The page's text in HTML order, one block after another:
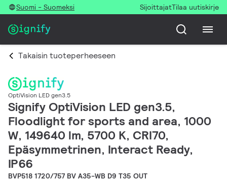
Suomi - Suomeksi SijoittajatTilaa uutiskirje
Takaisin tuoteperheeseen
OptiVision LED gen3.5
Signify OptiVision LED gen3.5,
Floodlight for sports and area, 1000
W, 149640 lm, 5700 K, CRI70,
Epäsymmetrinen, Interact Ready,
IP66
BVP518 1720/757 BV A35-WB D9 T35 OUT